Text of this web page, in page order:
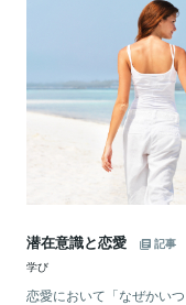
潜在意識と恋愛
記事
学び
恋愛において「なぜかい